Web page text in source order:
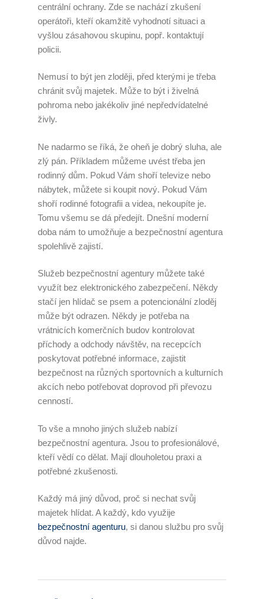
Rady a tipy
Kontakty
centrální ochrany. Zde se nachází zkušení
operátoři, kteří okamžitě vyhodnotí situaci a
vyšlou zásahovou skupinu, popř. kontaktují
policii.
Nemusí to být jen zloději, před kterými je třeba
chránit svůj majetek. Může to být i živelná
pohroma nebo jakékoliv jiné nepředvídatelné
živly.
Ne nadarmo se říká, že oheň je dobrý sluha, ale
zlý pán. Příkladem můžeme uvést třeba jen
rodinný dům. Pokud Vám shoří televize nebo
nábytek, můžete si koupit nový. Pokud Vám
shoří rodinné fotografii a videa, nekoupíte je.
Tomu všemu se dá předejít. Dnešní moderní
doba nám to umožňuje a bezpečnostní agentura
spolehlivě zajistí.
Služeb bezpečnostní agentury můžete také
využít bez elektronického zabezpečení. Někdy
stačí jen hlídač se psem a potencionální zloděj
může být odrazen. Někdy je potřeba na
vrátnicích komerčních budov kontrolovat
příchody a odchody návštěv, na recepcích
poskytovat potřebné informace, zajistit
bezpečnost na různých sportovních a kulturních
akcích nebo potřebovat doprovod při převozu
cenností.
To vše a mnoho jiných služeb nabízí
bezpečnostní agentura. Jsou to profesionálové,
kteří vědí co dělat. Mají dlouholetou praxi a
potřebné zkušenosti.
Každý má jiný důvod, proč si nechat svůj
majetek hlídat. A každý, kdo využije
bezpečnostní agenturu, si danou službu pro svůj
důvod najde.